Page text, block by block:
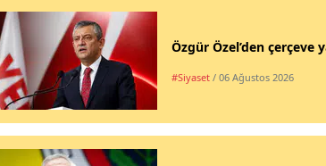
Özgür Özel’den çerçeve
#Siyaset / 06 Ağustos 2026